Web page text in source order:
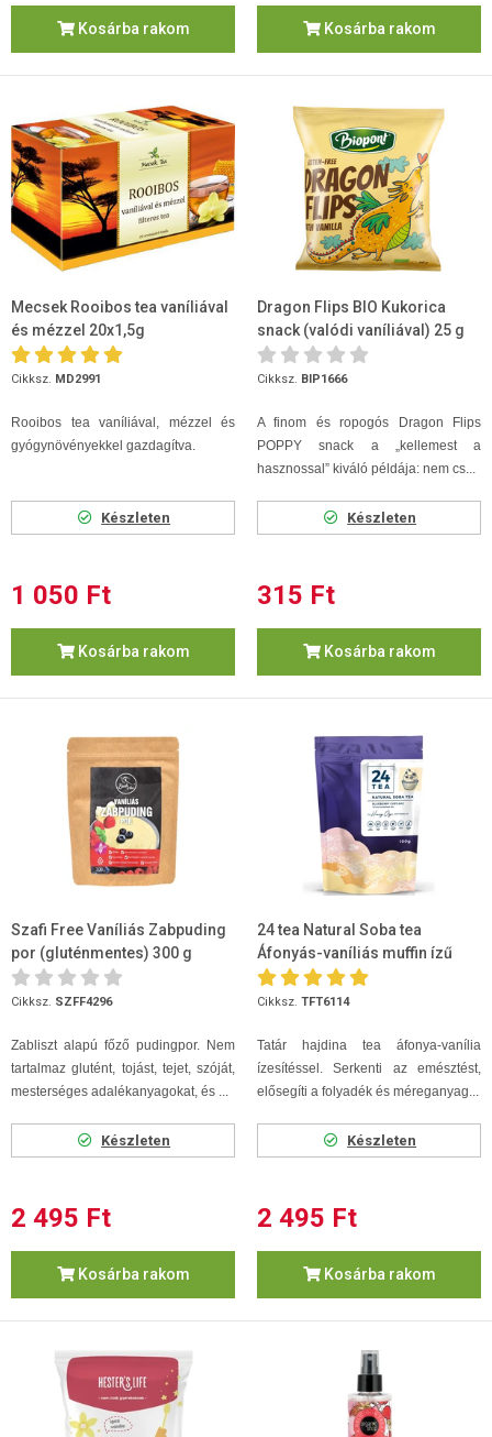
Kosárba rakom Kosárba rakom
Mecsek Rooibos tea vaníliával
és mézzel 20x1,5g
Cikksz. MD2991
Rooibos tea vaníliával, mézzel és
gyógynövényekkel gazdagítva.
Készleten
1 050 Ft
Kosárba rakom
Dragon Flips BIO Kukorica
snack (valódi vaníliával) 25 g
Cikksz. BIP1666
A finom és ropogós Dragon Flips
POPPY snack a „kellemest a
hasznossal” kiváló példája: nem cs...
Készleten
315 Ft
Kosárba rakom
Szafi Free Vaníliás Zabpuding
por (gluténmentes) 300 g
Cikksz. SZFF4296
Zabliszt alapú főző pudingpor. Nem
tartalmaz glutént, tojást, tejet, szóját,
mesterséges adalékanyagokat, és ...
Készleten
2 495 Ft
Kosárba rakom
24 tea Natural Soba tea
Áfonyás-vaníliás muffin ízű
Cikksz. TFT6114
Tatár hajdina tea áfonya-vanília
ízesítéssel. Serkenti az emésztést,
elősegíti a folyadék és méreganyag...
Készleten
2 495 Ft
Kosárba rakom